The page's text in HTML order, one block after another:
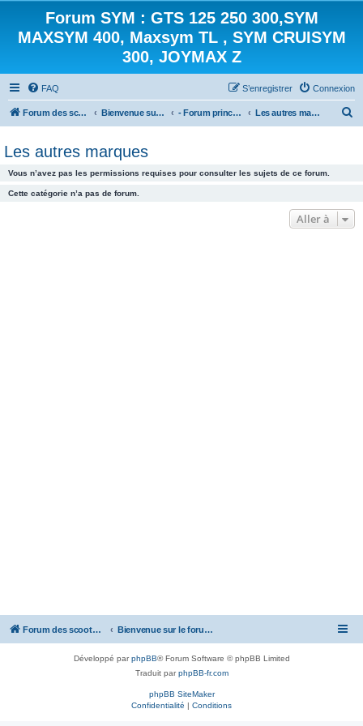
Forum SYM : GTS 125 250 300,SYM
MAXSYM 400, Maxsym TL , SYM CRUISYM
300, JOYMAX Z
FAQ Connexion
S’enregistrer
Forum des scooters SYM - GTS -MAXSYM - CRUISYM - JOYMAX - Maxsym TL Bienvenue sur le forum des scooters de la gamme SYM - Forum principal - Les autres marques
r
c
Les autres marques
Vous n’avez pas les permissions requises pour consulter les sujets de ce forum.
Cette catégorie n’a pas de forum.
Aller à
Forum des scooters SYM - GTS -MAXSYM - CRUISYM - JOYMAX - Maxsym TL Bienvenue sur le forum des scooters de la gamme SYM
Développé parphpBB® Forum Software © phpBB Limited
Traduit parphpBB-fr.com
phpBB SiteMaker
Confidentialité | Conditions